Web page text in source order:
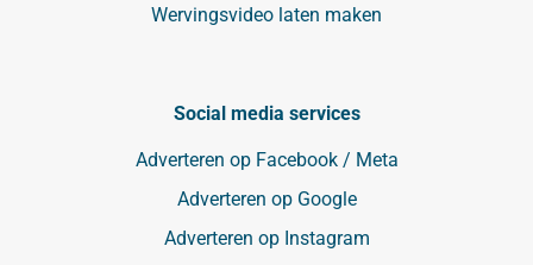
Wervingsvideo laten maken
Social media services
Adverteren op Facebook / Meta
Adverteren op Google
Adverteren op Instagram